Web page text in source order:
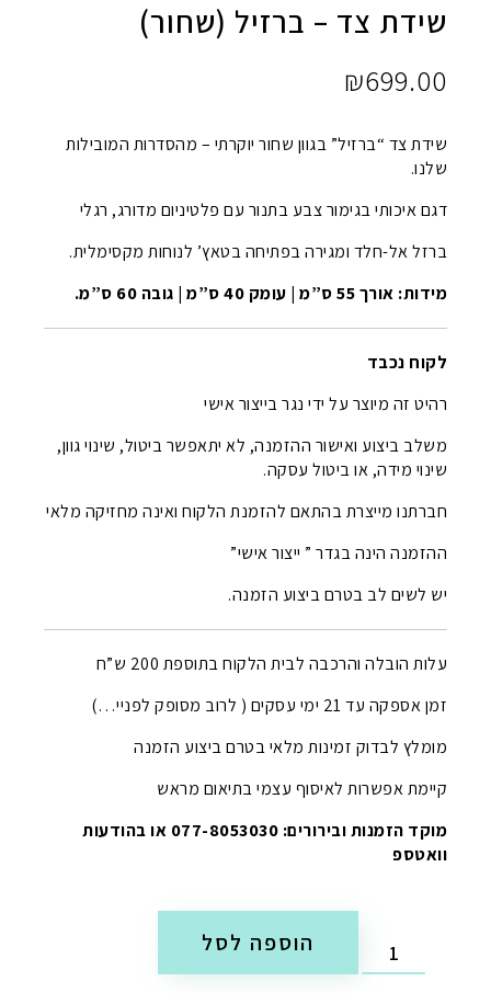
שידת צד – ברזיל (שחור)
₪699.00
שידת צד “ברזיל” בגוון שחור יוקרתי – מהסדרות המובילות
שלנו.
דגם איכותי בגימור צבע בתנור עם פלטיניום מדורג, רגלי
ברזל אל-חלד ומגירה בפתיחה בטאץ’ לנוחות מקסימלית.
מידות: אורך 55 ס”מ | עומק 40 ס”מ | גובה 60 ס”מ.
לקוח נכבד
רהיט זה מיוצר על ידי נגר בייצור אישי
משלב ביצוע ואישור ההזמנה, לא יתאפשר ביטול, שינוי גוון,
שינוי מידה, או ביטול עסקה.
חברתנו מייצרת בהתאם להזמנת הלקוח ואינה מחזיקה מלאי
ההזמנה הינה בגדר ” ייצור אישי”
יש לשים לב בטרם ביצוע הזמנה.
עלות הובלה והרכבה לבית הלקוח בתוספת 200 ש”ח
זמן אספקה עד 21 ימי עסקים ( לרוב מסופק לפניי…)
מומלץ לבדוק זמינות מלאי בטרם ביצוע הזמנה
קיימת אפשרות לאיסוף עצמי בתיאום מראש
מוקד הזמנות ובירורים: 077-8053030 או בהודעות
וואטספ
הוספה לסל